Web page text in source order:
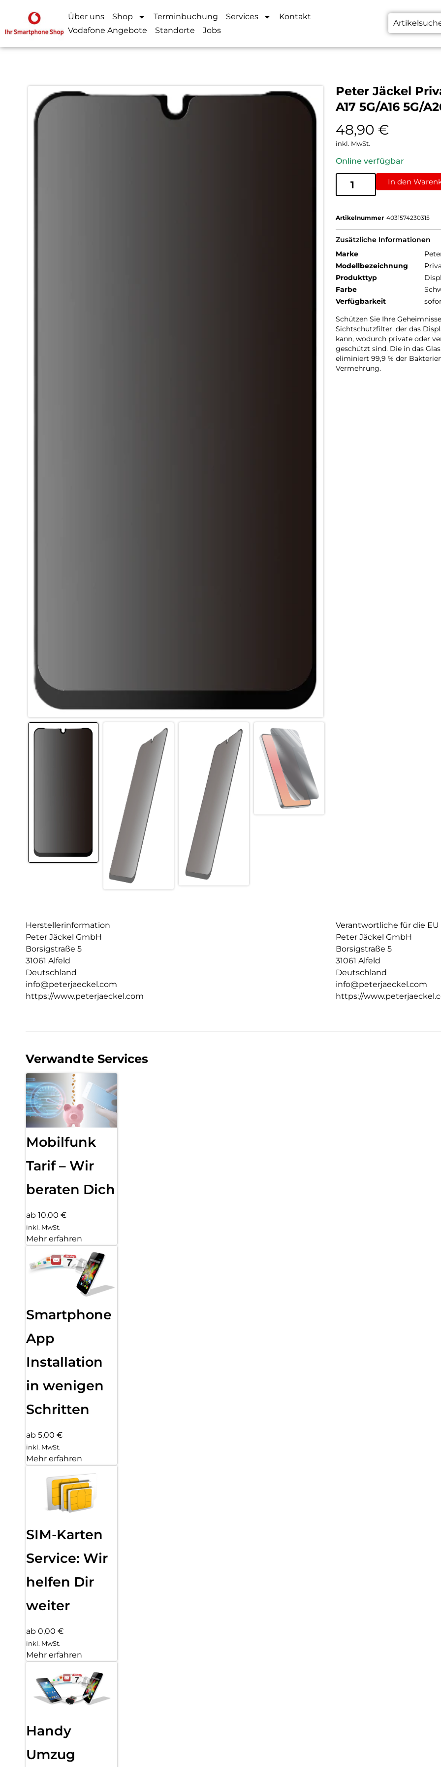
Über uns Shop Terminbuchung Services
Kontakt
Vodafone Angebote
Standorte Jobs
Peter Jäckel
A17 5G/A16 5G/
48,90 €
inkl. MwSt.
Online verfügbar
In den
Artikelnummer 4031574230315
Zusätzliche Informationen
Marke
Modellbezeichnung
Produkttyp
Farbe
Verfügbarkeit
Schützen Sie Ihre
Sichtschutzfilter, der das
kann, wodurch private oder
geschützt sind. Die in das
eliminiert 99,9 % der
Vermehrung.
Herstellerinformation
Peter Jäckel GmbH
Borsigstraße 5
31061 Alfeld
Deutschland
info@peterjaeckel.com
https://www.peterjaeckel.com
Verantwortliche für die EU
Peter Jäckel GmbH
Borsigstraße 5
31061 Alfeld
Deutschland
info@peterjaeckel.com
https://
Verwandte Services
Mobilfunk
Tarif – Wir
beraten Dich
ab 10,00 €
inkl. MwSt.
Mehr erfahren
Smartphone
App
Installation
in wenigen
Schritten
ab 5,00 €
inkl. MwSt.
Mehr erfahren
SIM-Karten
Service: Wir
helfen Dir
weiter
ab 0,00 €
inkl. MwSt.
Mehr erfahren
Handy
Umzug